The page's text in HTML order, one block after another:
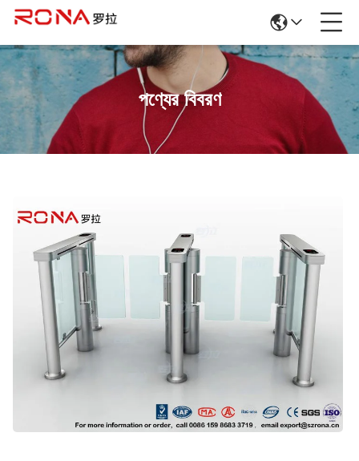
পণ্যের বিবরণ